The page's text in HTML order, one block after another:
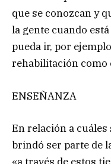
que se conozcan y
la gente cuando
pueda ir, por
rehabilitación como
ENSEÑANZA
En relación a
brindó ser parte de